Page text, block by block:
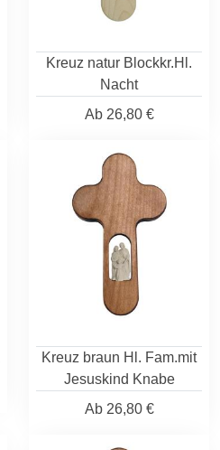
Kreuz natur Blockkr.Hl.
Nacht
Ab26,80 €
Kreuz braun Hl. Fam.mit
Jesuskind Knabe
Ab26,80 €